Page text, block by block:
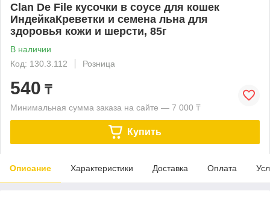
Clan De File кусочки в соусе для кошек
ИндейкаКреветки и семена льна для
здоровья кожи и шерсти, 85г
В наличии
Код: 130.3.112
Розница
540 ₸
Минимальная сумма заказа на сайте — 7 000 ₸
Купить
Описание Характеристики Доставка Оплата